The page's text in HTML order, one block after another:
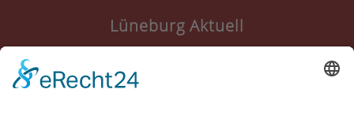
Lüneburg Aktuell